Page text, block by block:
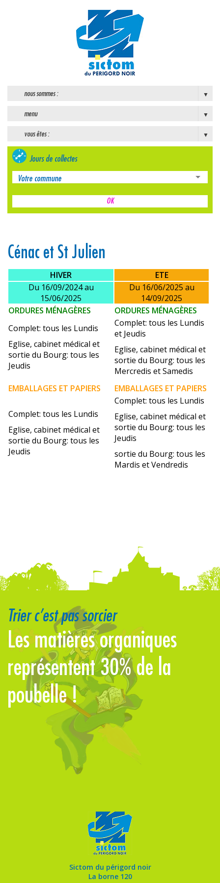
nous sommes :
menu
vous êtes :
Jours de collectes
Cénac et St Julien
HIVER
ETE
Du 16/09/2024 au
15/06/2025
Du 16/06/2025 au
14/09/2025
ORDURES MÉNAGÈRES ORDURES MÉNAGÈRES
Complet: tous les Lundis
Eglise, cabinet médical et
sortie du Bourg: tous les
Jeudis
Complet: tous les Lundis
et Jeudis
Eglise, cabinet médical et
sortie du Bourg: tous les
Mercredis et Samedis
EMBALLAGES ET PAPIERS
EMBALLAGES ET PAPIERS
Complet: tous les Lundis
Eglise, cabinet médical et
sortie du Bourg: tous les
Jeudis
Complet: tous les Lundis
Eglise, cabinet médical et
sortie du Bourg: tous les
Jeudis
sortie du Bourg: tous les
Mardis et Vendredis
Trier c’est pas sorcier
Les matières organiques
représentent 30% de la
poubelle !
Sictom du périgord noir
La borne 120